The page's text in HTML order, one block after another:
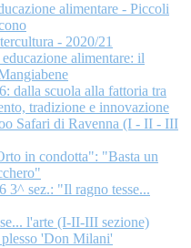
alimentare - Piccoli
- 2020/21
alimentare: il
dalla scuola alla fattoria tra
tradizione e innovazione
Safari di Ravenna (I - II - III
in condotta": "Basta un
3^ sez.: "Il ragno tesse...
l'arte (I-II-III sezione)
'Don Milani'